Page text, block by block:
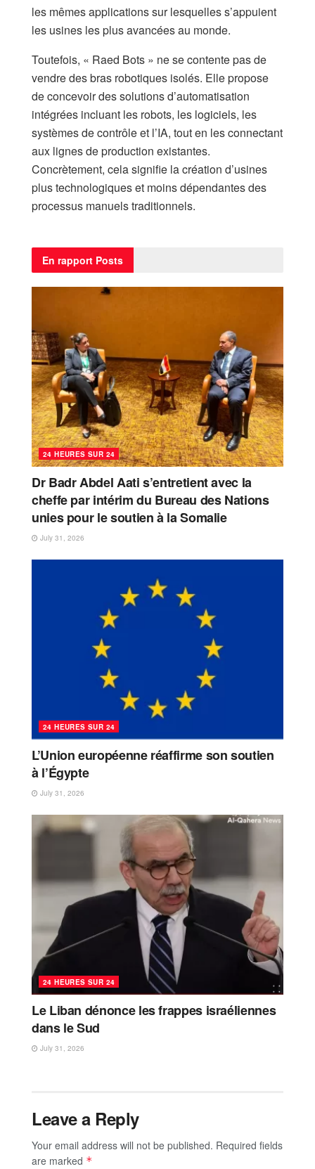
les mêmes applications sur lesquelles s’appuient
les usines les plus avancées au monde.​
Toutefois, « Raed Bots » ne se contente pas de
vendre des bras robotiques isolés. Elle propose
de concevoir des solutions d’automatisation
intégrées incluant les robots, les logiciels, les
systèmes de contrôle et l’IA, tout en les connectant
aux lignes de production existantes.
Concrètement, cela signifie la création d’usines
plus technologiques et moins dépendantes des
processus manuels traditionnels.
En rapport Posts
24 HEURES SUR 24
Dr Badr Abdel Aati s’entretient avec la
cheffe par intérim du Bureau des Nations
unies pour le soutien à la Somalie
July 31, 2026
24 HEURES SUR 24
L’Union européenne réaffirme son soutien
à l’Égypte
July 31, 2026
24 HEURES SUR 24
Le Liban dénonce les frappes israéliennes
dans le Sud
July 31, 2026
Leave a Reply
Your email address will not be published. Required fields
are marked *